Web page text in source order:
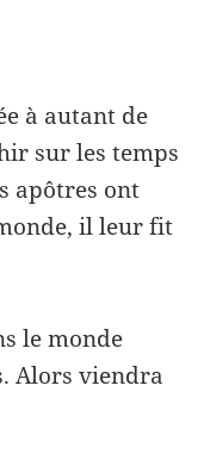
à autant de
sur les temps
apôtres ont
il leur fit
le monde
Alors viendra